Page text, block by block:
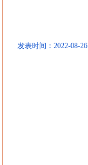
发表时间：2022-08-26